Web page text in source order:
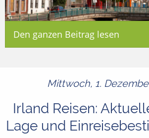
Den ganzen Beitrag lesen
Mittwoch, 1.
Irland Reisen:
Lage und